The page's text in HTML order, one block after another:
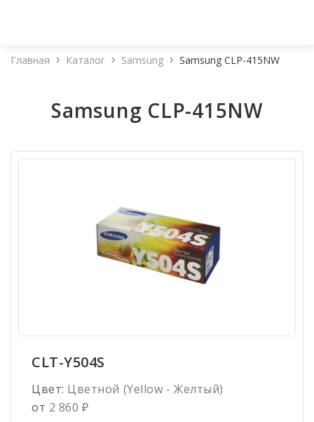
Главная Каталог Samsung Samsung CLP-415NW
Samsung CLP-415NW
CLT-Y504S
Цвет: Цветной (Yellow - Желтый)
от 2 860 ₽